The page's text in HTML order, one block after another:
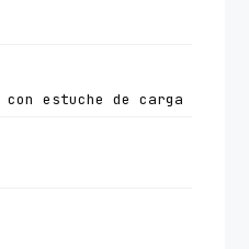
estuche de carga